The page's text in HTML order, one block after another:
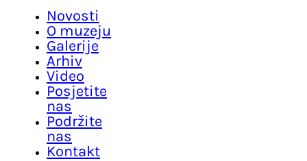
Novosti
O muzeju
Galerije
Arhiv
Video
Posjetite
nas
Podržite
nas
Kontakt